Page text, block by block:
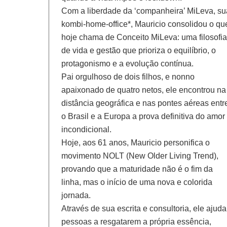
Com a liberdade da ‘companheira’ MiLeva,
kombi-home-office*, Mauricio consolidou o
hoje chama de Conceito MiLeva: uma filosofia
de vida e gestão que prioriza o equilíbrio, o
protagonismo e a evolução contínua.
Pai orgulhoso de dois filhos, e nonno
apaixonado de quatro netos, ele encontrou na
distância geográfica e nas pontes aéreas
o Brasil e a Europa a prova definitiva do amor
incondicional.
Hoje, aos 61 anos, Mauricio personifica o
movimento NOLT (New Older Living Trend),
provando que a maturidade não é o fim da
linha, mas o início de uma nova e colorida
jornada.
Através de sua escrita e consultoria, ele ajuda
pessoas a resgatarem a própria essência,